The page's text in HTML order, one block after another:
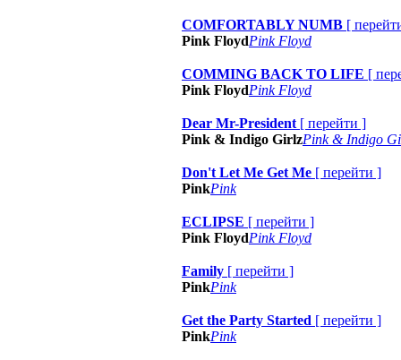
COMFORTABLY NUMB [
Pink FloydPink Floyd
COMMING BACK TO LIFE [
Pink FloydPink Floyd
Dear Mr-President [ перейти ]
Pink & Indigo GirlzPink & Indigo
Don't Let Me Get Me [ перейти ]
PinkPink
ECLIPSE [ перейти ]
Pink FloydPink Floyd
Family [ перейти ]
PinkPink
Get the Party Started [ перейти ]
PinkPink